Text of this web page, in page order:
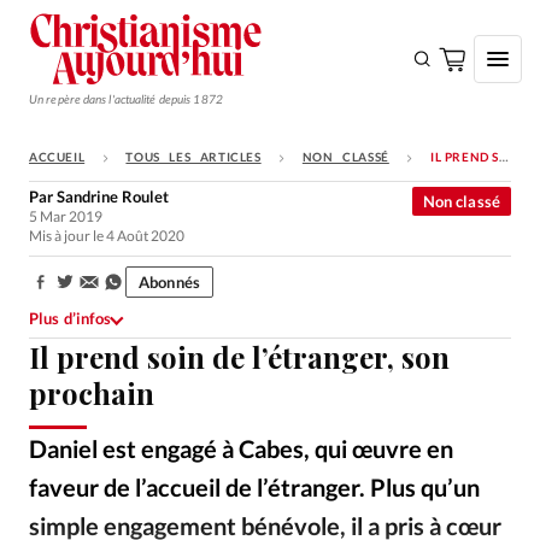
Un repère dans l'actualité depuis 1872
S'ABONNER
Monde
Opinions
Tous les articles
Faire un don
Emploi
Se connecter
ACCUEIL TOUS LES ARTICLES NON CLASSÉ IL PREND SOIN DE L’ÉTRANGER, SON PROCHAIN
Il prend soin de l’étranger, son
prochain
Daniel est engagé à Cabes, qui œuvre en
faveur de l’accueil de l’étranger. Plus qu’un
simple engagement bénévole, il a pris à cœur
Non classé
ParSandrine Roulet
5 Mar 2019
Mis à jour le 4 Août 2020
Partager:
Abonnés
Plus d’infos